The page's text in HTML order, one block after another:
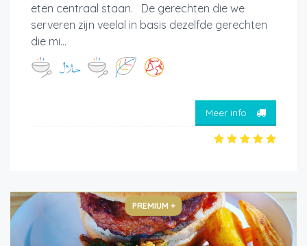
eten centraal staan. De gerechten die we
serveren zijn veelal in basis dezelfde gerechten
die mi...
Meer info
PREMIUM +